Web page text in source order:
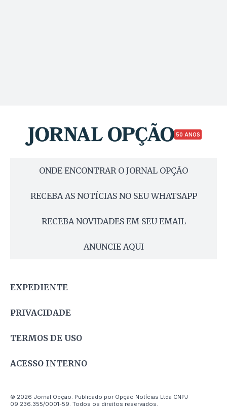
50 ANOS
ONDE ENCONTRAR O JORNAL OPÇÃO
RECEBA AS NOTÍCIAS NO SEU WHATSAPP
RECEBA NOVIDADES EM SEU EMAIL
ANUNCIE AQUI
EXPEDIENTE
PRIVACIDADE
TERMOS DE USO
ACESSO INTERNO
© 2026 Jornal Opção. Publicado por Opção Notícias Ltda CNPJ
09.236.355/0001-59. Todos os direitos reservados.